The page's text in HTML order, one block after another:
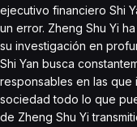
ejecutivo financiero Shi
un error. Zheng Shu Yi
su investigación en
Shi Yan busca
responsables en las
sociedad todo lo que
de Zheng Shu Yi